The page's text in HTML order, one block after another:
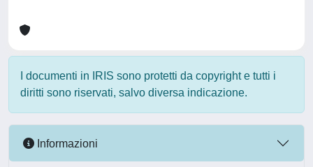
I documenti in IRIS sono protetti da copyright e tutti i
diritti sono riservati, salvo diversa indicazione.
Informazioni